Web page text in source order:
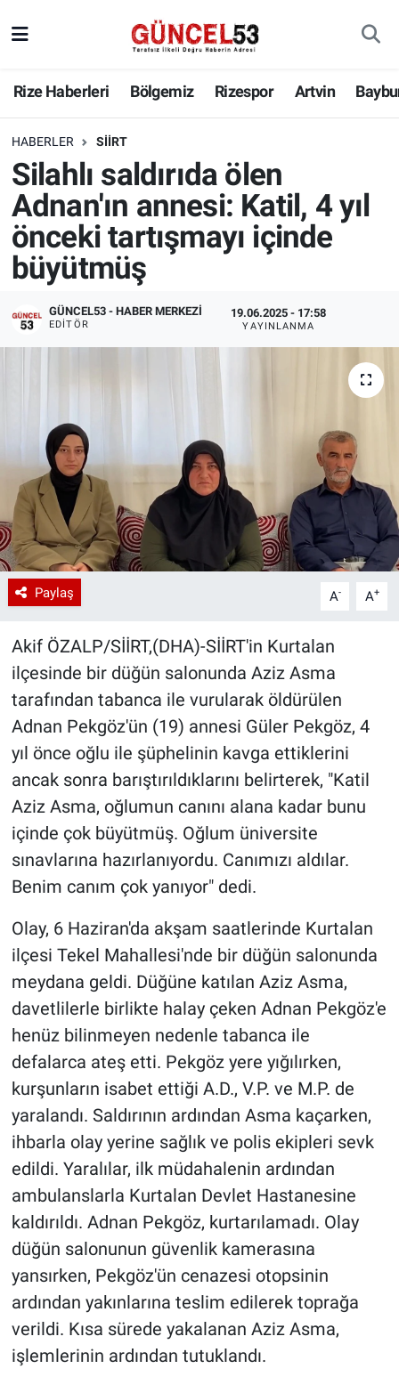
Rize Haberleri Bölgemiz Rizespor Artvin
HABERLER SIIRT
Silahlı saldırıda ölen
Adnan'ın annesi: Katil, 4 yıl
önceki tartışmayı içinde
büyütmüş
GÜNCEL53 - HABER MERKEZI
EDITÖR
19.06.2025 - 17:58
YAYINLANMA
Paylaş A- A+
Akif ÖZALP/SİİRT,(DHA)-SİİRT'in Kurtalan
ilçesinde bir düğün salonunda Aziz Asma
tarafından tabanca ile vurularak öldürülen
Adnan Pekgöz'ün (19) annesi Güler Pekgöz, 4
yıl önce oğlu ile şüphelinin kavga ettiklerini
ancak sonra barıştırıldıklarını belirterek, "Katil
Aziz Asma, oğlumun canını alana kadar bunu
içinde çok büyütmüş. Oğlum üniversite
sınavlarına hazırlanıyordu. Canımızı aldılar.
Benim canım çok yanıyor" dedi.
Olay, 6 Haziran'da akşam saatlerinde Kurtalan
ilçesi Tekel Mahallesi'nde bir düğün salonunda
meydana geldi. Düğüne katılan Aziz Asma,
davetlilerle birlikte halay çeken Adnan Pekgöz'e
henüz bilinmeyen nedenle tabanca ile
defalarca ateş etti. Pekgöz yere yığılırken,
kurşunların isabet ettiği A.D., V.P. ve M.P. de
yaralandı. Saldırının ardından Asma kaçarken,
ihbarla olay yerine sağlık ve polis ekipleri sevk
edildi. Yaralılar, ilk müdahalenin ardından
ambulanslarla Kurtalan Devlet Hastanesine
kaldırıldı. Adnan Pekgöz, kurtarılamadı. Olay
düğün salonunun güvenlik kamerasına
yansırken, Pekgöz'ün cenazesi otopsinin
ardından yakınlarına teslim edilerek toprağa
verildi. Kısa sürede yakalanan Aziz Asma,
işlemlerinin ardından tutuklandı.